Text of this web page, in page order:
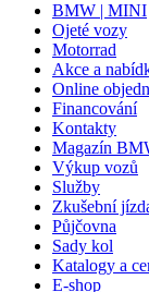
BMW | MINI
Ojeté vozy
Motorrad
Akce a
Online
Financování
Kontakty
Magazín
Výkup vozů
Služby
Zkušební
Půjčovna
Sady kol
Katalogy a
E-shop